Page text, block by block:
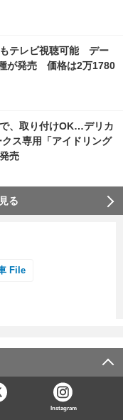
テレビ視聴可能 デー
が発売 価格は2万1780
、取り付けOK…デリカ
ス専用「アイドリング
売
る
File
Instagram